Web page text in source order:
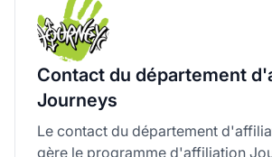
Contact du département
Journeys
Le contact du département
gère le programme d'affiliation